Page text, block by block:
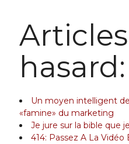
hasard:
Un moyen intelligent
«famine» du marketing
Je jure sur la bible que
414: Passez A La